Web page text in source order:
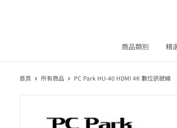
商品類別 精
首頁 所有商品 PC Park HU-40 HDMI 4K 數位訊號線